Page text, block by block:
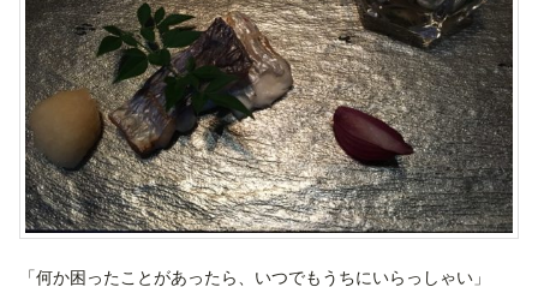
「何か困ったことがあったら、いつでもうちにいらっしゃい」